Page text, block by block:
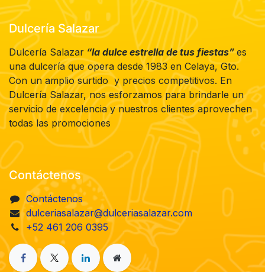
Dulcería Salazar
Dulcería Salazar “la dulce estrella de tus fiestas”es
una dulcería que opera desde 1983 en Celaya, Gto.
Con un amplio surtido y precios competitivos. En
Dulcería Salazar, nos esforzamos para brindarle un
servicio de excelencia y nuestros clientes aprovechen
todas las promociones
Contáctenos
Contáctenos
dulceriasalazar@dulceriasalazar.com
+52 461 206 0395